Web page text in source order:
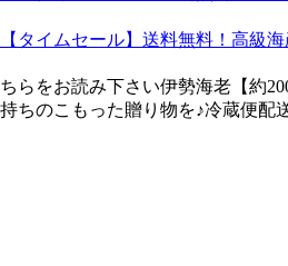
タイムセール】送料無料！高
らをお読み下さい伊勢海老【約
ちのこもった贈り物を♪冷蔵便配